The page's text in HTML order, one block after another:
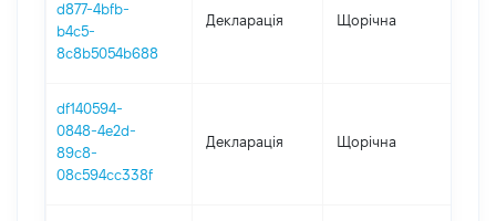
d877-4bfb-
b4c5-
8c8b5054b688
Декларація Щорічна
df140594-
0848-4e2d-
89c8-
08c594cc338f
Декларація Щорічна